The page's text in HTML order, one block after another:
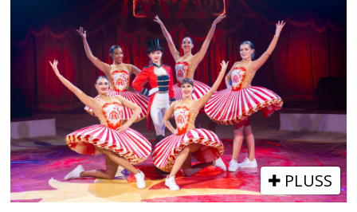
PLUSS